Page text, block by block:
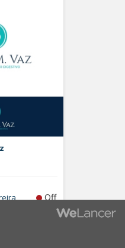
Off